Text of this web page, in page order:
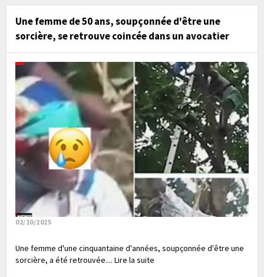
Une femme de 50 ans, soupçonnée d'être une
sorcière, se retrouve coincée dans un avocatier
02/10/2025
Une femme d'une cinquantaine d'années, soupçonnée d'être une
sorcière, a été retrouvée.... Lire la suite